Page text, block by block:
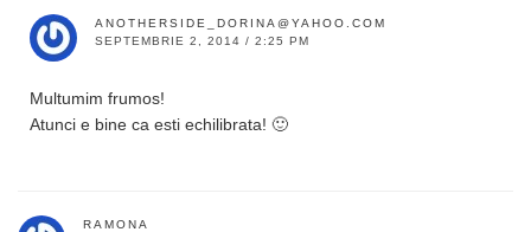
ANOTHERSIDE_DORINA@YAHOO.COM
SEPTEMBRIE 2, 2014 / 2:25 PM
Multumim frumos!
Atunci e bine ca esti echilibrata! 🙂
RAMONA